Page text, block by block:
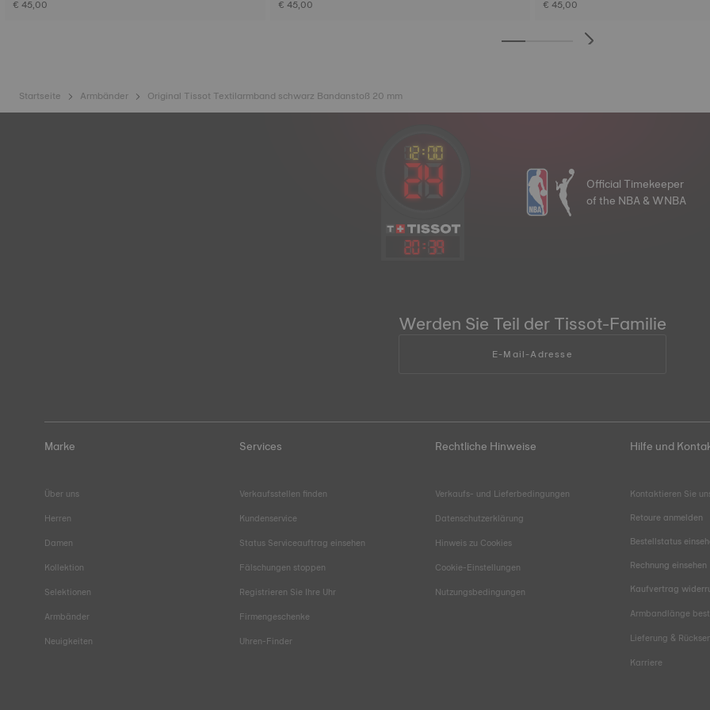
€ 45,00
€ 45,00
€ 45,00
Startseite Armbänder Original Tissot Textilarmband schwarz Bandanstoß 20 mm
20: 39
Official Timekeeper
of the NBA & WNBA
Werden Sie Teil der Tissot-Familie
E-Mail-Adresse
Marke
Über uns
Herren
Damen
Kollektion
Selektionen
Armbänder
Neuigkeiten
Services
Verkaufsstellen finden
Kundenservice
Status Serviceauftrag einsehen
Fälschungen stoppen
Registrieren Sie Ihre Uhr
Firmengeschenke
Uhren-Finder
Rechtliche Hinweise
Verkaufs- und Lieferbedingungen
Datenschutzerklärung
Hinweis zu Cookies
Cookie-Einstellungen
Nutzungsbedingungen
Hilfe und
Kontaktieren Sie
Retoure anmelden
Bestellstatus
Rechnung einsehen
Kaufvertrag
Armbandlänge
Lieferung &
Karriere